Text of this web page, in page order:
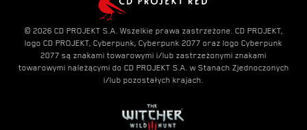
© 2026 CD PROJEKT S.A. Wszelkie prawa zastrzeżone. CD PROJEKT,
logo CD PROJEKT, Cyberpunk, Cyberpunk 2077 oraz logo Cyberpunk
2077 są znakami towarowymi i/lub zastrzeżonymi znakami
towarowymi należącymi do CD PROJEKT S.A. w Stanach Zjednoczonych
i/lub pozostałych krajach.